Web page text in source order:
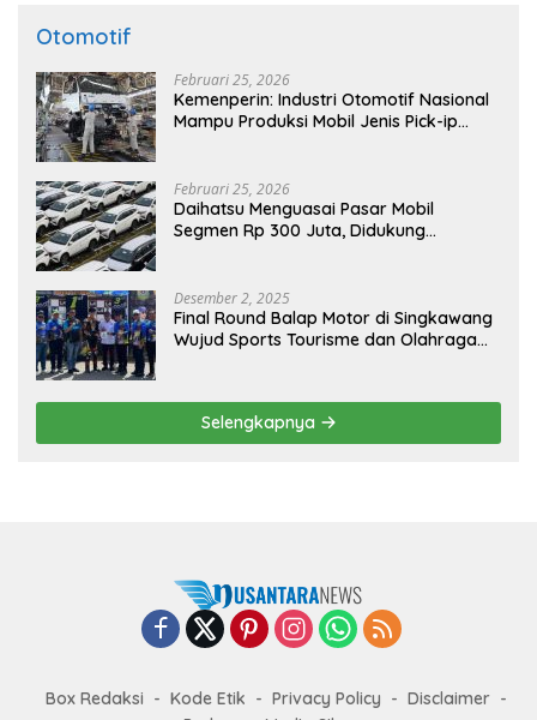
Otomotif
Februari 25, 2026
Kemenperin: Industri Otomotif Nasional
Mampu Produksi Mobil Jenis Pick-ip
Februari 25, 2026
Daihatsu Menguasai Pasar Mobil
Segmen Rp 300 Juta, Didukung
Desember 2, 2025
Final Round Balap Motor di Singkawang
Wujud Sports Tourisme dan Olahraga
Selengkapnya
Box Redaksi Kode Etik Privacy Policy
Disclaimer